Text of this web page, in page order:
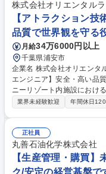
管理 ■求人媒体の選定や面
算・予算管理業務・運営業務 ■その他関
タッフ・次長候補】人事・
株式会社オリエンタルラ
【アトラクション
品質で世界観を守る
月給34万6000円以上
千葉県浦安市
企業名 株式会社オリエンタルランド 求人名 【アトラク
エンジニア】安全・高い品質で世界観を
ニーリゾート内施設におけ
お任せします。※建物の改変を伴う業
照明機器の設計・改良・メ
ちた体験を提供しませんか
身近で確認できるのも魅力の一つです。 募集職種
者/照明エンジニア】安全・
業界未経験歓迎 年間休日
正社員
丸善石油化学株式会社
【生産管理・購買
ク/安定の経営基盤で